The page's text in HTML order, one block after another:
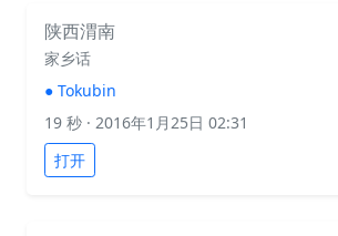
陕西渭南
家乡话
● Tokubin
19 秒 · 2016年1月25日 02:31
打开